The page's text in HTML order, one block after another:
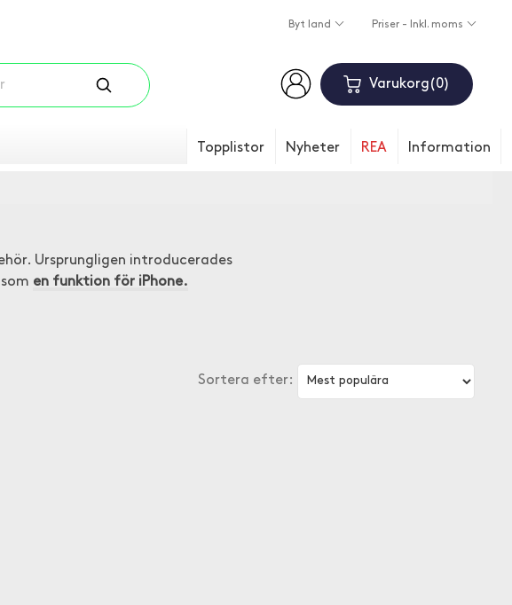
Byt land Priser - Inkl. moms
Varukorg 0
Topplistor Nyheter REA Information
Ursprungligen introducerades
en funktion för iPhone.
Sortera efter: